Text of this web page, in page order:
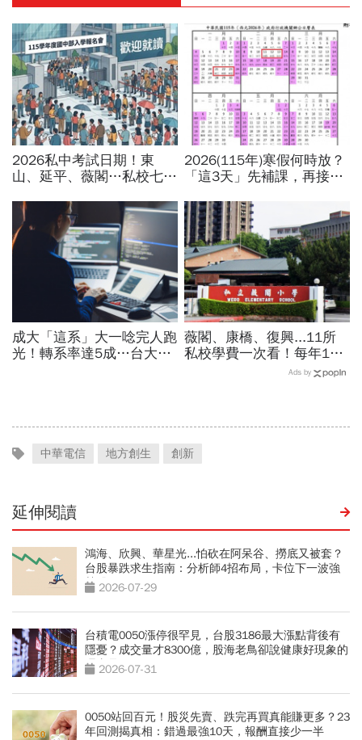
2026私中考試日期！東
山、延平、薇閣…私校七雄
明會，私立國中公立國中怎
麼選
2026(115年)寒假何時放？
「這3天」先補課，再接過
寒假開學日一次看
成大「這系」大一唸完人跑
光！轉系率達5成…台大1
薇閣、康橋、復興...11所
私校學費一次看！每年100
萬值得嗎？專家教你如何籌
Ads by
中華電信 地方創生 創新
延伸閱讀
鴻海、欣興、華星光...怕砍在阿呆谷、撈底又被套？
台股暴跌求生指南：分析師4招布局，卡位下一波強
勢股2026-07-29
台積電0050漲停很罕見，台股3186最大漲點背後有
隱憂？成交量才8300億，股海老鳥卻說健康好現象的
理由是？
2026-07-31
0050站回百元！股災先賣、跌完再買真能賺更多？23
年回測揭真相：錯過最強10天，報酬直接少一半